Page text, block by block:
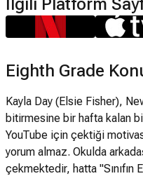
İlgili Platform
Eighth Grade
Kayla Day (Elsie Fisher),
bitirmesine bir hafta kalan
YouTube için çektiği
yorum almaz. Okulda
çekmektedir, hatta "Sınıfın